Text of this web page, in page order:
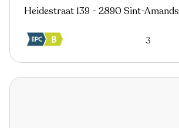
Heidestraat 139 - 2890 Sint-Amands
3